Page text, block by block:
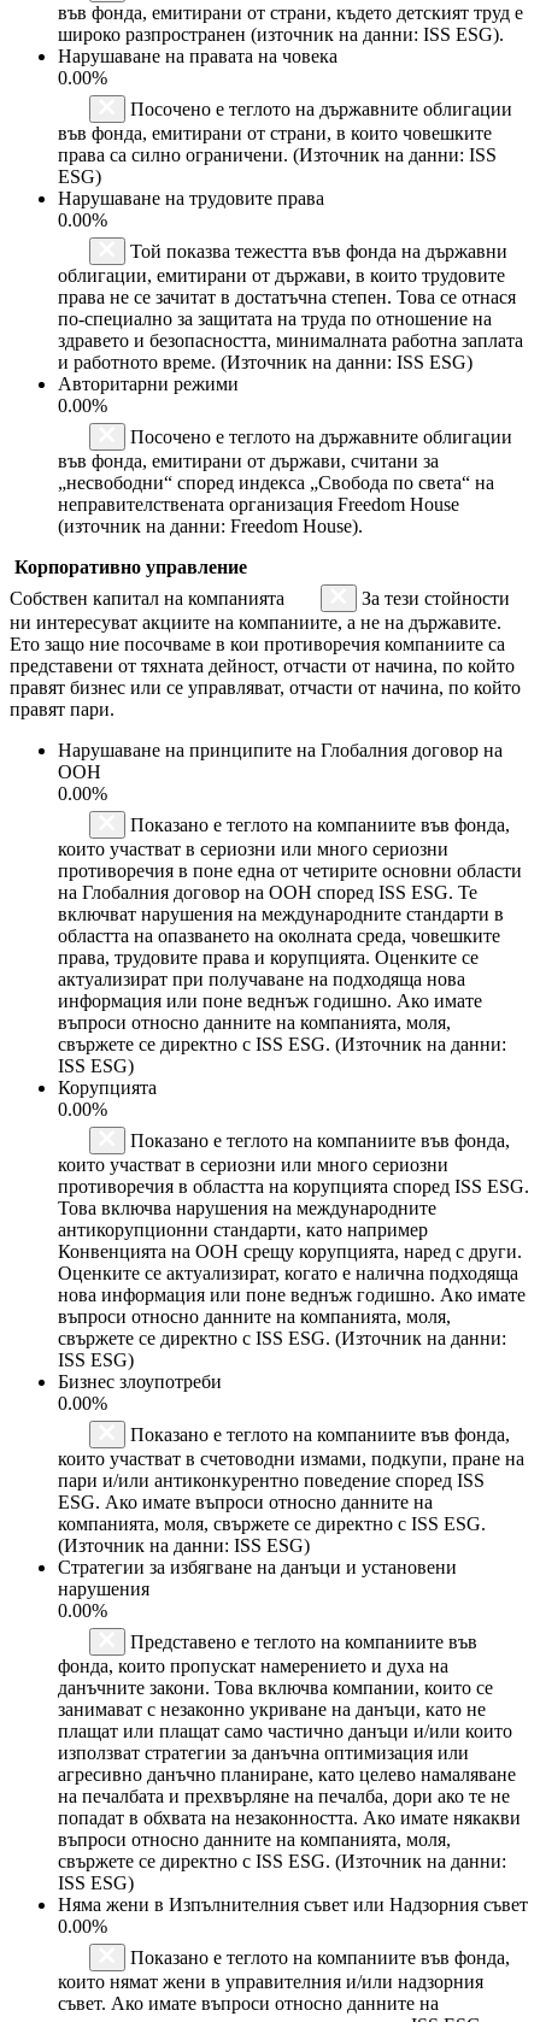
във фонда, емитирани от страни, където детският труд е
широко разпространен (източник на данни: ISS ESG).
Нарушаване на правата на човека
0.00%
Посочено е теглото на държавните облигации
във фонда, емитирани от страни, в които човешките
права са силно ограничени. (Източник на данни: ISS
ESG)
Нарушаване на трудовите права
0.00%
Той показва тежестта във фонда на държавни
облигации, емитирани от държави, в които трудовите
права не се зачитат в достатъчна степен. Това се отнася
по-специално за защитата на труда по отношение на
здравето и безопасността, минималната работна заплата
и работното време. (Източник на данни: ISS ESG)
Авторитарни режими
0.00%
Посочено е теглото на държавните облигации
във фонда, емитирани от държави, считани за
„несвободни“ според индекса „Свобода по света“ на
неправителствената организация Freedom House
(източник на данни: Freedom House).
Корпоративно управление
Собствен капитал на компанията
За тези стойности
ни интересуват акциите на компаниите, а не на държавите.
Ето защо ние посочваме в кои противоречия компаниите са
представени от тяхната дейност, отчасти от начина, по който
правят бизнес или се управляват, отчасти от начина, по който
правят пари.
Нарушаване на принципите на Глобалния договор на
ООН
0.00%
Показано е теглото на компаниите във фонда,
които участват в сериозни или много сериозни
противоречия в поне една от четирите основни области
на Глобалния договор на ООН според ISS ESG. Те
включват нарушения на международните стандарти в
областта на опазването на околната среда, човешките
права, трудовите права и корупцията. Оценките се
актуализират при получаване на подходяща нова
информация или поне веднъж годишно. Ако имате
въпроси относно данните на компанията, моля,
свържете се директно с ISS ESG. (Източник на данни:
ISS ESG)
Корупцията
0.00%
Показано е теглото на компаниите във фонда,
които участват в сериозни или много сериозни
противоречия в областта на корупцията според ISS ESG.
Това включва нарушения на международните
антикорупционни стандарти, като например
Конвенцията на ООН срещу корупцията, наред с други.
Оценките се актуализират, когато е налична подходяща
нова информация или поне веднъж годишно. Ако имате
въпроси относно данните на компанията, моля,
свържете се директно с ISS ESG. (Източник на данни:
ISS ESG)
Бизнес злоупотреби
0.00%
Показано е теглото на компаниите във фонда,
които участват в счетоводни измами, подкупи, пране на
пари и/или антиконкурентно поведение според ISS
ESG. Ако имате въпроси относно данните на
компанията, моля, свържете се директно с ISS ESG.
(Източник на данни: ISS ESG)
Стратегии за избягване на данъци и установени
нарушения
0.00%
Представено е теглото на компаниите във
фонда, които пропускат намерението и духа на
данъчните закони. Това включва компании, които се
занимават с незаконно укриване на данъци, като не
плащат или плащат само частично данъци и/или които
използват стратегии за данъчна оптимизация или
агресивно данъчно планиране, като целево намаляване
на печалбата и прехвърляне на печалба, дори ако те не
попадат в обхвата на незаконността. Ако имате някакви
въпроси относно данните на компанията, моля,
свържете се директно с ISS ESG. (Източник на данни:
ISS ESG)
Няма жени в Изпълнителния съвет или Надзорния съвет
0.00%
Показано е теглото на компаниите във фонда,
които нямат жени в управителния и/или надзорния
съвет. Ако имате въпроси относно данните на